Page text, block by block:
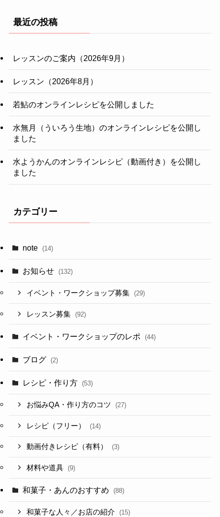
最近の投稿
レッスンのご案内（2026年9月）
レッスン（2026年8月）
若鮎のオンラインレシピを公開しました
水無月（ういろう生地）のオンラインレシピを公開し
ました
水ようかんのオンラインレシピ（動画付き）を公開し
ました
カテゴリー
note (14)
お知らせ (132)
イベント・ワークショップ募集 (29)
レッスン募集 (92)
イベント・ワークショップのレポ (44)
ブログ (2)
レシピ・作り方 (53)
お悩みQA・作り方のコツ (27)
レシピ（フリー） (14)
動画付きレシピ（有料） (3)
材料や道具 (9)
和菓子・あんのおすすめ (88)
和菓子な人々／お店の紹介 (15)